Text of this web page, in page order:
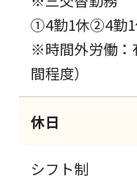
①4勤1休②4勤1
※時間外労働
間程度）
休日
シフト制